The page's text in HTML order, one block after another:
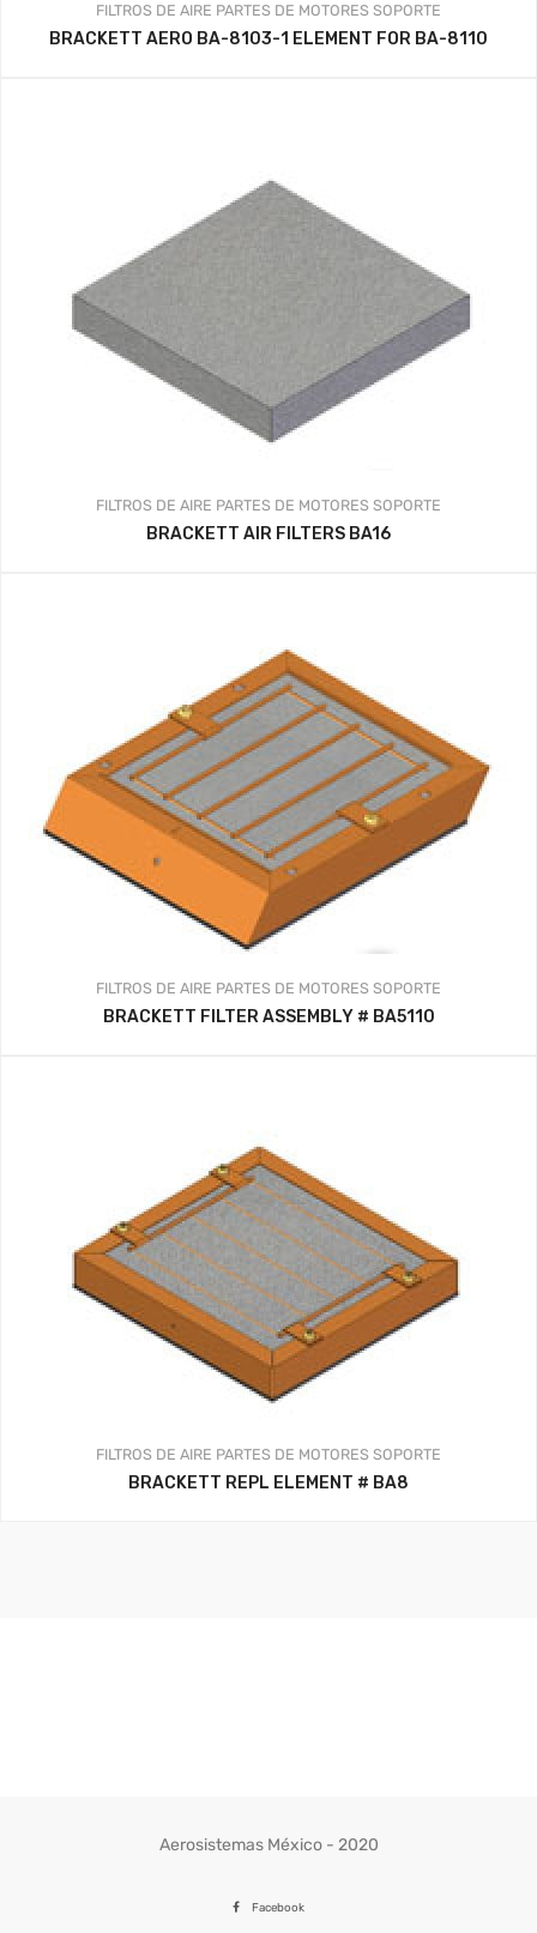
FILTROS DE AIRE PARTES DE MOTORES SOPORTE
BRACKETT AERO BA-8103-1 ELEMENT FOR BA-8110
FILTROS DE AIRE PARTES DE MOTORES SOPORTE
BRACKETT AIR FILTERS BA16
FILTROS DE AIRE PARTES DE MOTORES SOPORTE
BRACKETT FILTER ASSEMBLY # BA5110
FILTROS DE AIRE PARTES DE MOTORES SOPORTE
BRACKETT REPL ELEMENT # BA8
Aerosistemas México - 2020
Facebook